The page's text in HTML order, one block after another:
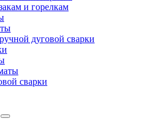
и горелкам
дуговой сварки
сварки